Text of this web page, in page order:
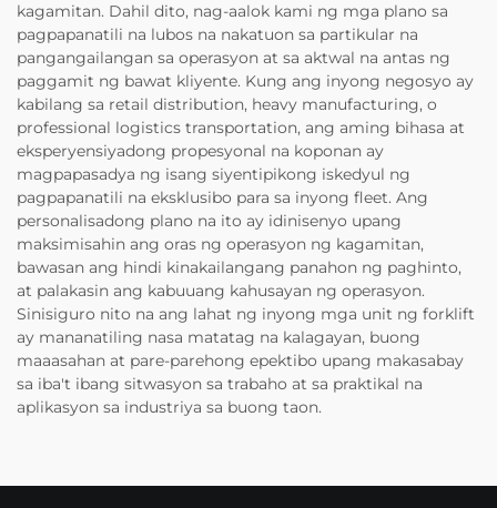
kagamitan. Dahil dito, nag-aalok kami ng mga plano sa
pagpapanatili na lubos na nakatuon sa partikular na
pangangailangan sa operasyon at sa aktwal na antas ng
paggamit ng bawat kliyente. Kung ang inyong negosyo ay
kabilang sa retail distribution, heavy manufacturing, o
professional logistics transportation, ang aming bihasa at
eksperyensiyadong propesyonal na koponan ay
magpapasadya ng isang siyentipikong iskedyul ng
pagpapanatili na eksklusibo para sa inyong fleet. Ang
personalisadong plano na ito ay idinisenyo upang
maksimisahin ang oras ng operasyon ng kagamitan,
bawasan ang hindi kinakailangang panahon ng paghinto,
at palakasin ang kabuuang kahusayan ng operasyon.
Sinisiguro nito na ang lahat ng inyong mga unit ng forklift
ay mananatiling nasa matatag na kalagayan, buong
maaasahan at pare-parehong epektibo upang makasabay
sa iba't ibang sitwasyon sa trabaho at sa praktikal na
aplikasyon sa industriya sa buong taon.